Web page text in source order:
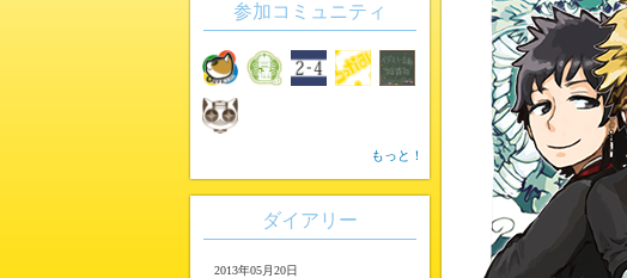
参加コミュニティ
もっと！
ダイアリー
2013年05月20日